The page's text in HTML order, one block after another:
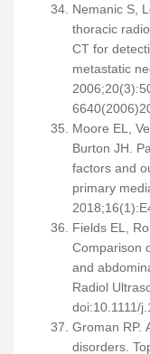
Nemanic S,
thoracic
CT for
metastatic
Moore EL,
Burton JH.
factors and
primary
Fields EL,
Comparison
and
Radiol
doi:10.1111/
Groman RP.
disorders.